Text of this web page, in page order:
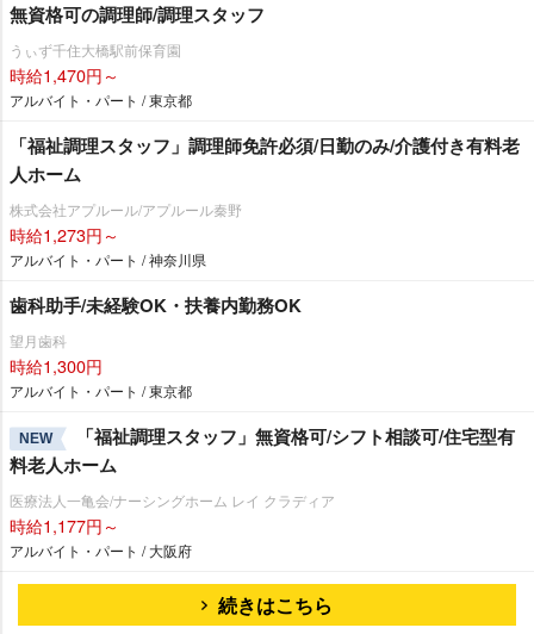
無資格可の調理師/調理スタッフ
うぃず千住大橋駅前保育園
時給1,470円～
アルバイト・パート / 東京都
「福祉調理スタッフ」調理師免許必須/日勤のみ/介護付き有料老
人ホーム
株式会社アプルール/アプルール秦野
時給1,273円～
アルバイト・パート / 神奈川県
歯科助手/未経験OK・扶養内勤務OK
望月歯科
時給1,300円
アルバイト・パート / 東京都
NEW
「福祉調理スタッフ」無資格可/シフト相談可/住宅型有
料老人ホーム
医療法人一亀会/ナーシングホーム レイ クラディア
時給1,177円～
アルバイト・パート / 大阪府
続きはこちら